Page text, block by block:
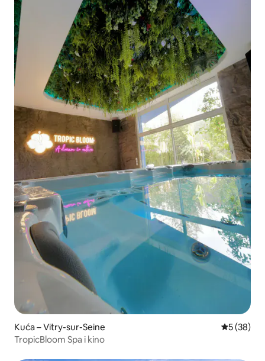
Kuća – Vitry-sur-Seine Prosječna
5 (38)
TropicBloom Spa i kino